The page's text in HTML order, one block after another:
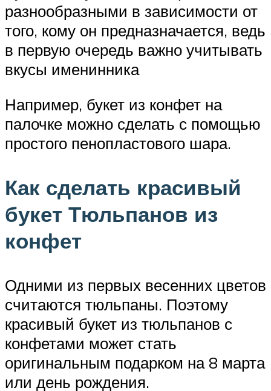
разнообразными в зависимости от
того, кому он предназначается, ведь
в первую очередь важно учитывать
вкусы именинника
Например, букет из конфет на
палочке можно сделать с помощью
простого пенопластового шара.
Как сделать красивый
букет Тюльпанов из
конфет
Одними из первых весенних цветов
считаются тюльпаны. Поэтому
красивый букет из тюльпанов с
конфетами может стать
оригинальным подарком на 8 марта
или день рождения.